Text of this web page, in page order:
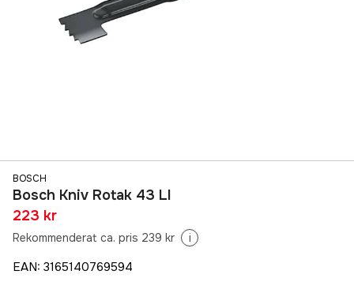
BOSCH
Bosch Kniv Rotak 43 LI
223 kr
Rekommenderat ca. pris 239 kr i
EAN: 3165140769594